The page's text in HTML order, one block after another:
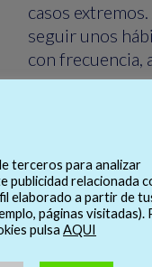
casos
seguir unos
con frecuencia,
INTERES
terceros para analizar
relacionada
elaborado a partir de
páginas visitadas).
pulsa AQUI